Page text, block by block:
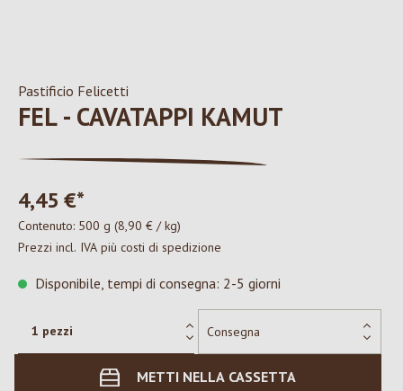
Pastificio Felicetti
FEL - CAVATAPPI KAMUT
4,45 €*
Contenuto: 500 g (8,90 € / kg)
Prezzi incl. IVA più costi di spedizione
Disponibile, tempi di consegna: 2-5 giorni
METTI NELLA CASSETTA